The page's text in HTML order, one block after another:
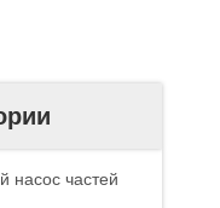
насос частей